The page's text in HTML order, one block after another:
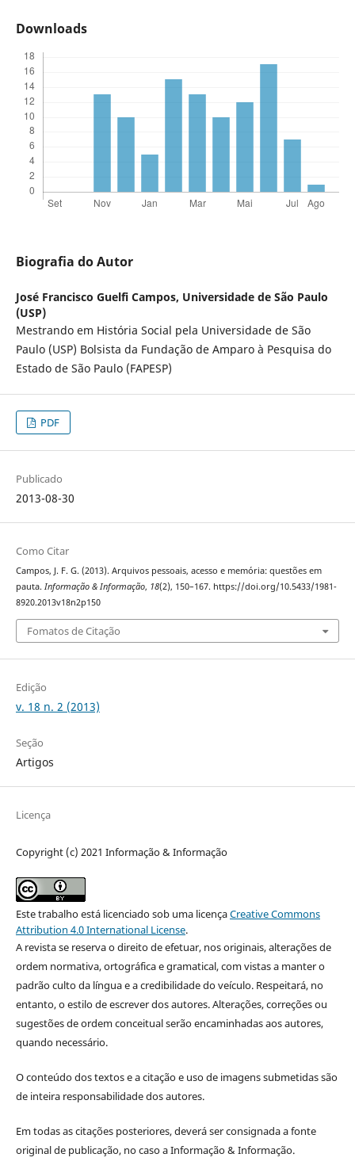
Downloads
Biografia do Autor
José Francisco Guelfi Campos, Universidade de São Paulo
(USP)
Mestrando em História Social pela Universidade de São
Paulo (USP) Bolsista da Fundação de Amparo à Pesquisa do
Estado de São Paulo (FAPESP)
PDF
Publicado
2013-08-30
Como Citar
Campos, J. F. G. (2013). Arquivos pessoais, acesso e memória: questões em
pauta. Informação & Informação, 18(2), 150–167. https://doi.org/10.5433/1981-
8920.2013v18n2p150
Fomatos de Citação
Edição
v. 18 n. 2 (2013)
Seção
Artigos
Licença
Copyright (c) 2021 Informação & Informação
Este trabalho está licenciado sob uma licençaCreative Commons
Attribution 4.0 International License.
A revista se reserva o direito de efetuar, nos originais, alterações de
ordem normativa, ortográfica e gramatical, com vistas a manter o
padrão culto da língua e a credibilidade do veículo. Respeitará, no
entanto, o estilo de escrever dos autores. Alterações, correções ou
sugestões de ordem conceitual serão encaminhadas aos autores,
quando necessário.
O conteúdo dos textos e a citação e uso de imagens submetidas são
de inteira responsabilidade dos autores.
Em todas as citações posteriores, deverá ser consignada a fonte
original de publicação, no caso a Informação & Informação.